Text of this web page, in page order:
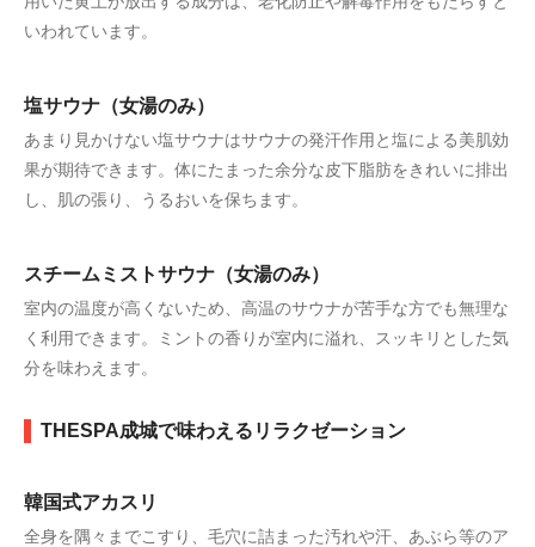
いわれています。
塩サウナ（女湯のみ）
あまり見かけない塩サウナはサウナの発汗作用と塩による美肌効
果が期待できます。体にたまった余分な皮下脂肪をきれいに排出
し、肌の張り、うるおいを保ちます。
スチームミストサウナ（女湯のみ）
室内の温度が高くないため、高温のサウナが苦手な方でも無理な
く利用できます。ミントの香りが室内に溢れ、スッキリとした気
分を味わえます。
THESPA成城で味わえるリラクゼーション
韓国式アカスリ
全身を隅々までこすり、毛穴に詰まった汚れや汗、あぶら等のア